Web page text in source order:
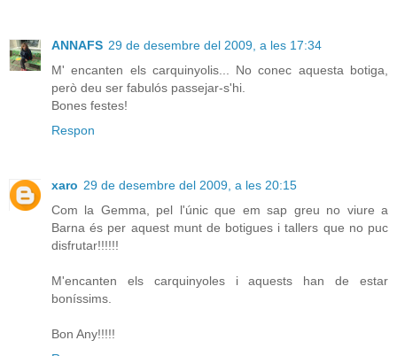
ANNAFS 29 de desembre del 2009, a les 17:34
M' encanten els carquinyolis... No conec aquesta botiga,
però deu ser fabulós passejar-s'hi.
Bones festes!
Respon
xaro 29 de desembre del 2009, a les 20:15
Com la Gemma, pel l'únic que em sap greu no viure a
Barna és per aquest munt de botigues i tallers que no puc
disfrutar!!!!!!
M'encanten els carquinyoles i aquests han de estar
boníssims.
Bon Any!!!!!